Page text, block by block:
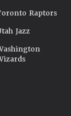
Raptors
Jazz